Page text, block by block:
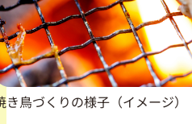
き鳥づくりの様子（イメージ）